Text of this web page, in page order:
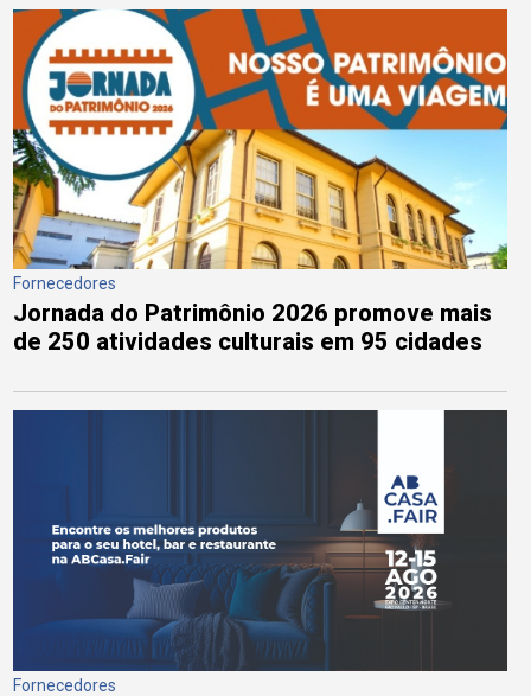
Fornecedores
Jornada do Patrimônio 2026 promove mais
de 250 atividades culturais em 95 cidades
Fornecedores